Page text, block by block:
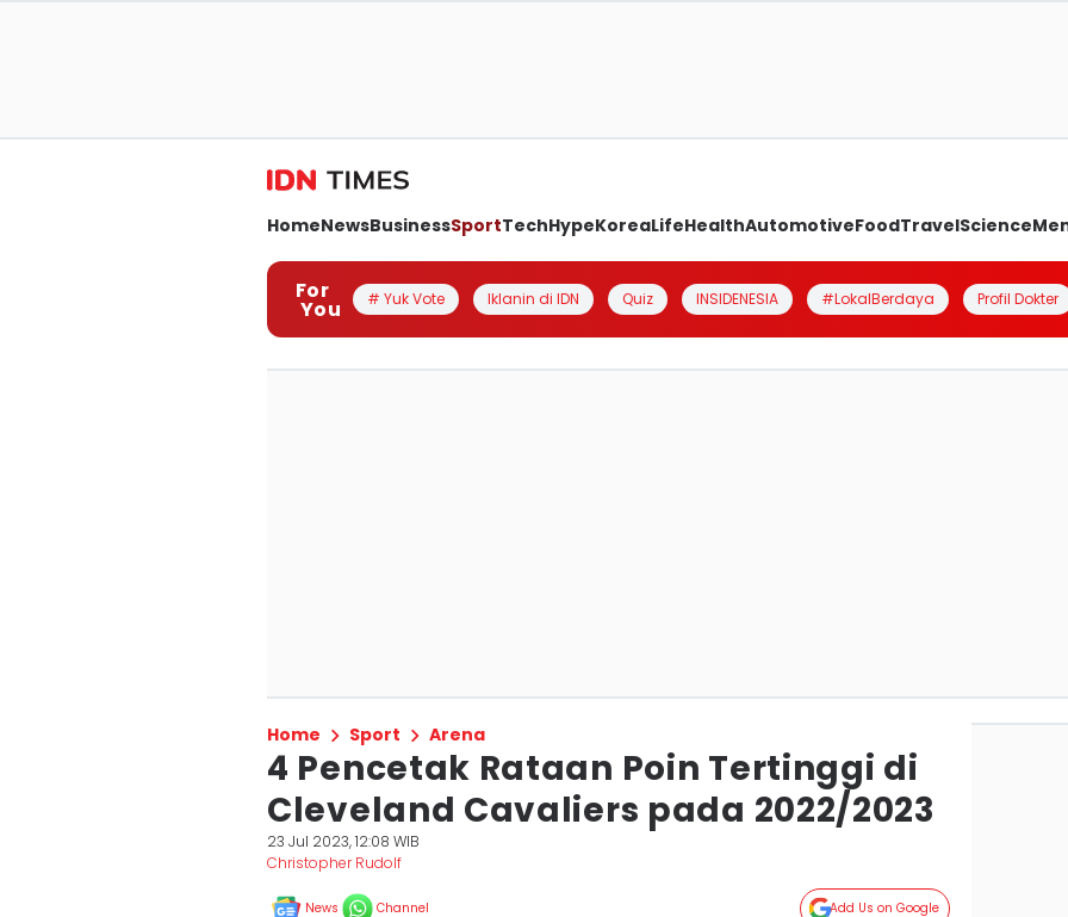
HomeNewsBusinessSportTechHypeKoreaLifeHealthAutomotiveFoodTravelScience
For
You # Yuk Vote Iklanin di IDN Quiz INSIDENESIA #LokalBerdaya Profil Dokter
Home Sport Arena
4 Pencetak Rataan Poin Tertinggi di
Cleveland Cavaliers pada 2022/2023
23 Jul 2023, 12:08 WIB
Christopher Rudolf
News Channel Add Us on Google